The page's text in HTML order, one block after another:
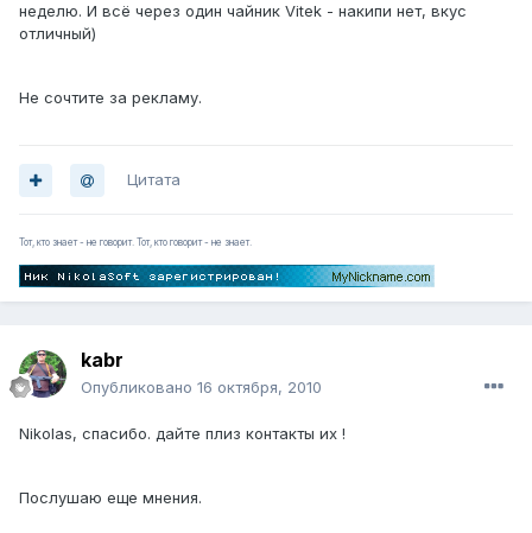
неделю. И всё через один чайник Vitek - накипи нет, вкус
отличный)
Не сочтите за рекламу.
Цитата
Тот, кто знает - не говорит. Тот, кто говорит - не знает.
kabr
Опубликовано 16 октября, 2010
Nikolas, спасибо. дайте плиз контакты их !
Послушаю еще мнения.